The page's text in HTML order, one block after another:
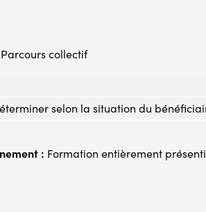
Parcours collectif
selon la situation du
: Formation entièrement